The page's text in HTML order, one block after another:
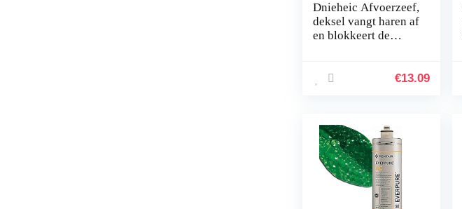
Dnieheic Afvoerzeef,
deksel vangt haren af
en blokkeert de
€13.09